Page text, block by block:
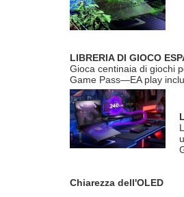
LIBRERIA DI GIOCO
Gioca centinaia di giochi
Game Pass—EA play
Chiarezza dell'OLED